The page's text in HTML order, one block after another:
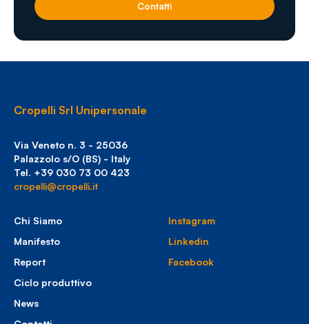
Contatti
Cropelli Srl Unipersonale
Via Veneto n. 3 - 25036
Palazzolo s/O (BS) - Italy
Tel. +39 030 73 00 423
cropelli@cropelli.it
Chi Siamo
Manifesto
Report
Ciclo produttivo
News
Instagram
Linkedin
Facebook